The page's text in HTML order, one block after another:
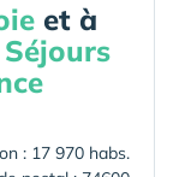
et à
Séjours
: 17 970 habs.